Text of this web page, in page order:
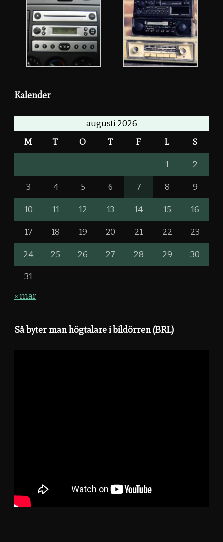
Kalender
augusti 2026
M T O T F L S
1 2
3 4 5 6 7 8 9
10 11 12 13 14 15 16
17 18 19 20 21 22 23
24 25 26 27 28 29 30
31
« mar
Så byter man högtalare i bildörren (BRL)